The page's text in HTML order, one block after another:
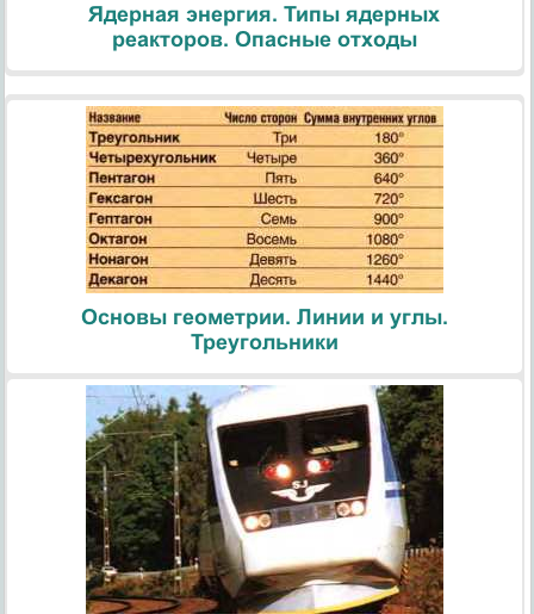
Ядерная энергия. Типы ядерных
реакторов. Опасные отходы
Основы геометрии. Линии и углы.
Треугольники